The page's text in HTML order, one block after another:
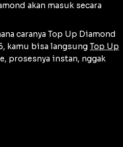
akan masuk secara
caranya Top Up Diamond
kamu bisa langsung Top Up
prosesnya instan, nggak